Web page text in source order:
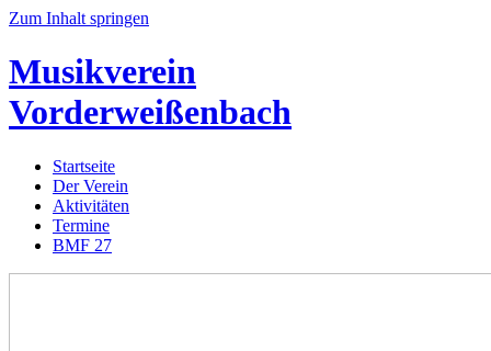
Zum Inhalt springen
Musikverein
Vorderweißenbach
Startseite
Der Verein
Aktivitäten
Termine
BMF 27